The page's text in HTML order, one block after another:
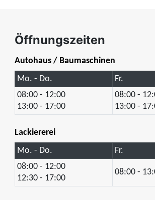
Öffnungszeiten
Autohaus / Baumaschinen
Mo. - Do.
Fr.
08:00 - 12:00
13:00 - 17:00
08:00 -
13:00 -
Lackiererei
Mo. - Do.
Fr.
08:00 - 12:00
12:30 - 17:00
08:00 -